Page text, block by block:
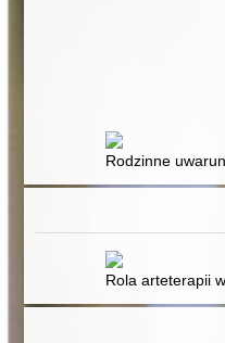
Rodzinne
Rola arteterapii